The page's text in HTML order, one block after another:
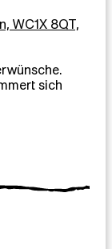
WC1X 8QT,
sich